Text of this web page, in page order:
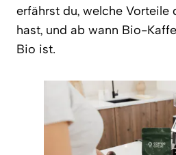
erfährst du, welche
hast, und ab wann Bio-
Bio ist.